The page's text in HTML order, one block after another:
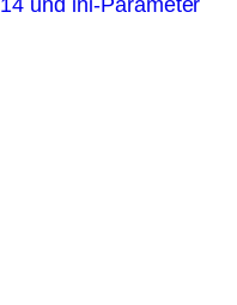
und ini-Parameter